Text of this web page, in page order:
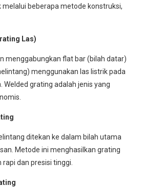
beberapa metode konstruksi,
Las)
menggabungkan flat bar (bilah datar)
menggunakan las listrik pada
grating adalah jenis yang
ditekan ke dalam bilah utama
Metode ini menghasilkan grating
dan presisi tinggi.